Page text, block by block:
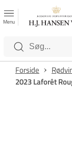
Kategorier
Menu
Forside
2023 Laforêt